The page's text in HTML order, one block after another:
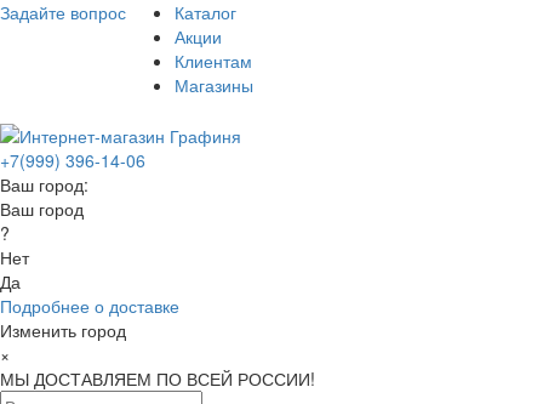
Задайте вопрос
Каталог
Акции
Клиентам
Магазины
+7(999) 396-14-06
Ваш город:
Ваш город
?
Нет
Да
Подробнее о доставке
Изменить город
×
МЫ ДОСТАВЛЯЕМ ПО ВСЕЙ РОССИИ!